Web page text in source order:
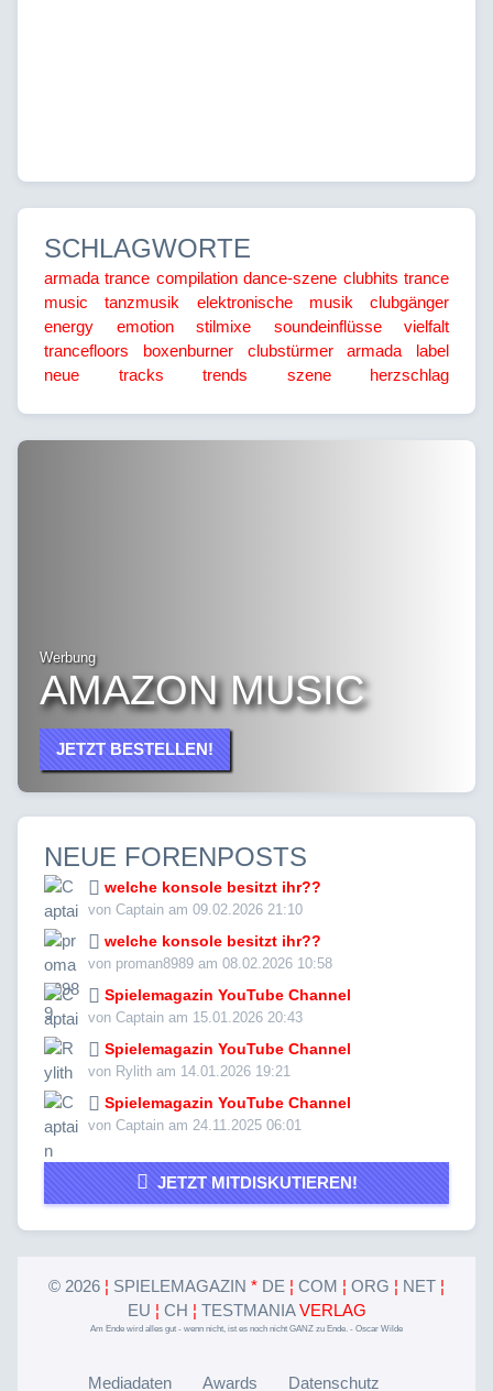
SCHLAGWORTE
armada trance compilation dance-szene clubhits trance
music
tanzmusik elektronische musik
clubgänger
energy
emotion stilmixe soundeinflüsse
vielfalt
trancefloors
boxenburner clubstürmer
armada label
neue tracks
trends szene herzschlag
Werbung
AMAZON MUSIC
JETZT BESTELLEN!
NEUE FORENPOSTS
welche konsole besitzt ihr??
von Captain am 09.02.2026 21:10
welche konsole besitzt ihr??
von proman8989 am 08.02.2026 10:58
Spielemagazin YouTube Channel
von Captain am 15.01.2026 20:43
Spielemagazin YouTube Channel
von Rylith am 14.01.2026 19:21
Spielemagazin YouTube Channel
von Captain am 24.11.2025 06:01
JETZT MITDISKUTIEREN!
© 2026 ¦ SPIELEMAGAZIN * DE ¦ COM ¦ ORG ¦ NET ¦
EU ¦ CH ¦ TESTMANIAVERLAG
Am Ende wird alles gut - wenn nicht, ist es noch nicht GANZ zu Ende. - Oscar Wilde
Mediadaten Awards Datenschutz